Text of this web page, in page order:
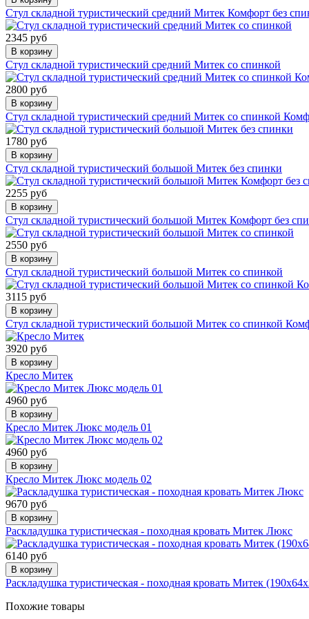
Стул складной туристический средний Митек Комфорт без
2345 руб
В корзину
Стул складной туристический средний Митек со спинкой
2800 руб
В корзину
Стул складной туристический средний Митек со спинкой
1780 руб
В корзину
Стул складной туристический большой Митек без спинки
2255 руб
В корзину
Стул складной туристический большой Митек Комфорт без
2550 руб
В корзину
Стул складной туристический большой Митек со спинкой
3115 руб
В корзину
Стул складной туристический большой Митек со спинкой
3920 руб
В корзину
Кресло Митек
4960 руб
В корзину
Кресло Митек Люкс модель 01
4960 руб
В корзину
Кресло Митек Люкс модель 02
9670 руб
В корзину
Раскладушка туристическая - походная кровать Митек Люкс
6140 руб
В корзину
Раскладушка туристическая - походная кровать Митек
Похожие товары